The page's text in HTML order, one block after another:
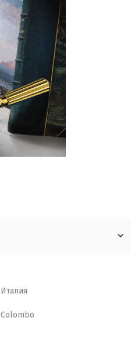
Италия
Colombo